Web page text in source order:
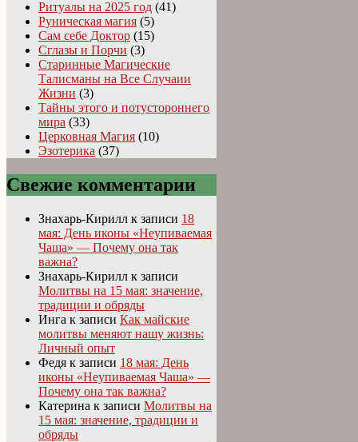
Ритуалы на 2025 год (41)
Руническая магия (5)
Сам себе Доктор (15)
Сглазы и Порчи (3)
Старинные Магические
Талисманы на Все Случаии
Жизни (3)
Тайны этого и потустороннего
мира (33)
Церковная Магия (10)
Эзотерика (37)
Свежие комментарии
Знахарь-Кирилл к записи 18
мая: День иконы «Неупиваемая
Чаша» — Почему она так
важна?
Знахарь-Кирилл к записи
Молитвы на 15 мая: значение,
традиции и обряды
Инга к записи Как майские
молитвы меняют нашу жизнь:
Личный опыт
Федя к записи 18 мая: День
иконы «Неупиваемая Чаша» —
Почему она так важна?
Катерина к записи Молитвы на
15 мая: значение, традиции и
обряды